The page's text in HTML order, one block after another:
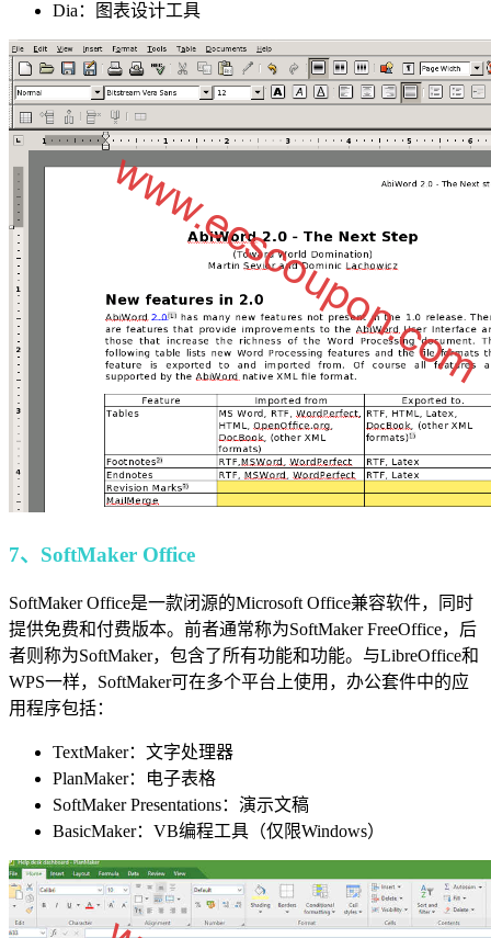
Dia：图表设计工具
7、SoftMaker Office
SoftMaker Office是一款闭源的Microsoft Office兼容软件，同时
提供免费和付费版本。前者通常称为SoftMaker FreeOffice，后
者则称为SoftMaker，包含了所有功能和功能。与LibreOffice和
WPS一样，SoftMaker可在多个平台上使用，办公套件中的应
用程序包括：
TextMaker：文字处理器
PlanMaker：电子表格
SoftMaker Presentations：演示文稿
BasicMaker：VB编程工具（仅限Windows）